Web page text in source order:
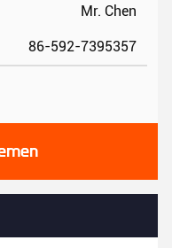
Mr. Chen
86-592-7395357